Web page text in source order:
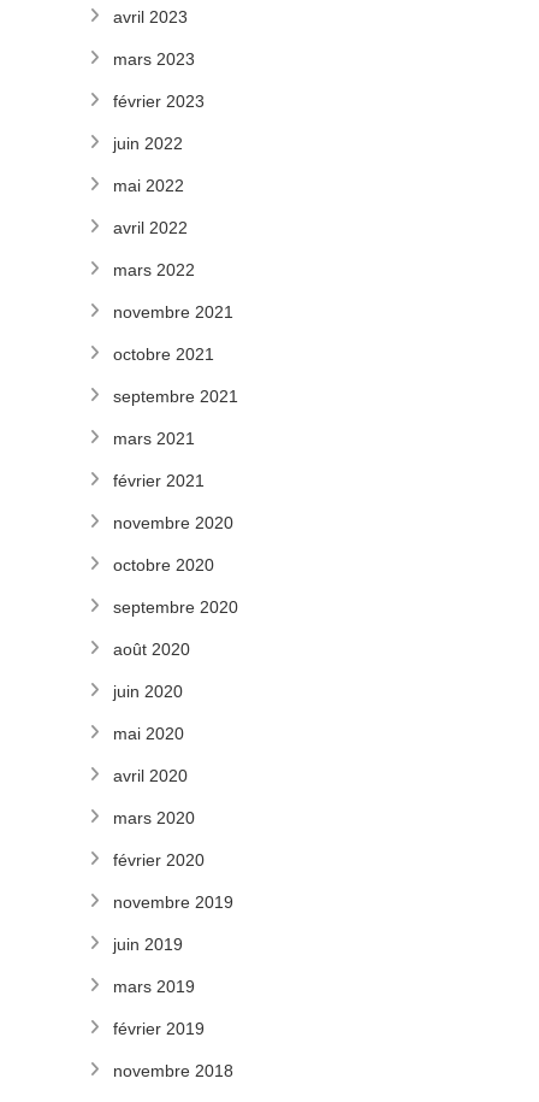
avril 2023
mars 2023
février 2023
juin 2022
mai 2022
avril 2022
mars 2022
novembre 2021
octobre 2021
septembre 2021
mars 2021
février 2021
novembre 2020
octobre 2020
septembre 2020
août 2020
juin 2020
mai 2020
avril 2020
mars 2020
février 2020
novembre 2019
juin 2019
mars 2019
février 2019
novembre 2018